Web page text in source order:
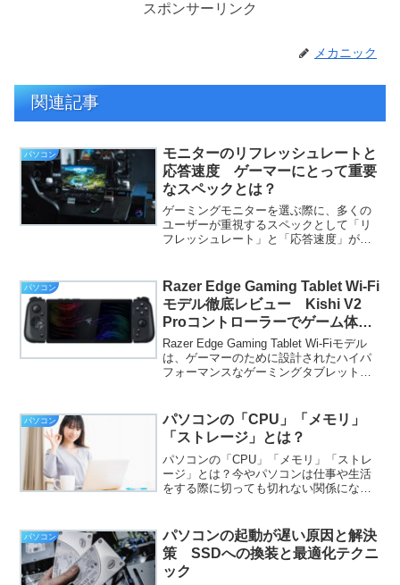
スポンサーリンク
メカニック
関連記事
パソコン
モニターのリフレッシュレートと
応答速度 ゲーマーにとって重要
なスペックとは？
ゲーミングモニターを選ぶ際に、多くの
ユーザーが重視するスペックとして「リ
フレッシュレート」と「応答速度」が挙
FPSやレースゲームなどの反応速度が求
められるジャンルでは、...
パソコン
Razer Edge Gaming Tablet Wi-Fi
モデル徹底レビュー Kishi V2
Proコントローラーでゲーム体験
を進化させる
Razer Edge Gaming Tablet Wi-Fiモデル
は、ゲーマーのために設計されたハイパ
フォーマンスなゲーミングタブレットで
本格的なゲームが...
パソコン
パソコンの「CPU」「メモリ」
「ストレージ」とは？
パソコンの「CPU」「メモリ」「ストレ
ージ」とは？今やパソコンは仕事や生活
をする際に切っても切れない関係になっ
コンを購入する際はすべて店員さん任せ
で購入している方も多い...
パソコン
パソコンの起動が遅い原因と解決
策 SSDへの換装と最適化テクニ
ック